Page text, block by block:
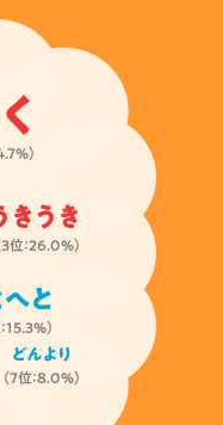
）
きうき
3位：26.0%）
と
15.3%）
どんより
（7位：8.0%）